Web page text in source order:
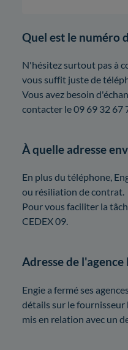
Quel est le numéro
N'hésitez surtout pas à
vous suffit juste de
Vous avez besoin
contacter le 09 69 32 67
À quelle adresse
En plus du téléphone,
ou résiliation de contrat.
Pour vous faciliter la
CEDEX 09.
Adresse de
Engie a fermé ses
détails sur le fournisseur
mis en relation avec un